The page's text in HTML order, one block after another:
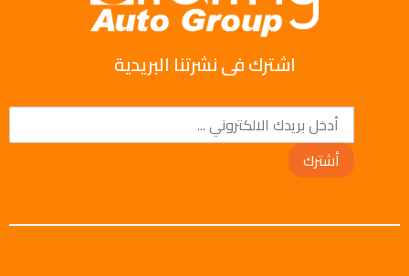
اشترك فى نشرتنا البريدية
أشترك